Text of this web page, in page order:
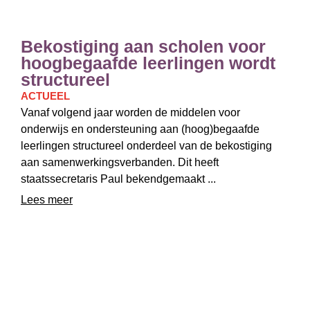
ACTUEEL
Bekostiging aan scholen voor
hoogbegaafde leerlingen wordt
structureel
Vanaf volgend jaar worden de middelen voor
onderwijs en ondersteuning aan (hoog)begaafde
leerlingen structureel onderdeel van de bekostiging
aan samenwerkingsverbanden. Dit heeft
staatssecretaris Paul bekendgemaakt ...
Lees meer